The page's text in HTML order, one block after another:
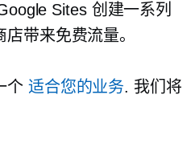
Sites 创建一系列
带来免费流量。
个 适合您的业务. 我们将